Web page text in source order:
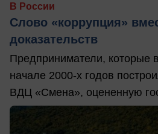
В России
Слово «коррупция»
доказательств
Предприниматели, которые
начале 2000-х годов
ВДЦ «Смена», оцененную